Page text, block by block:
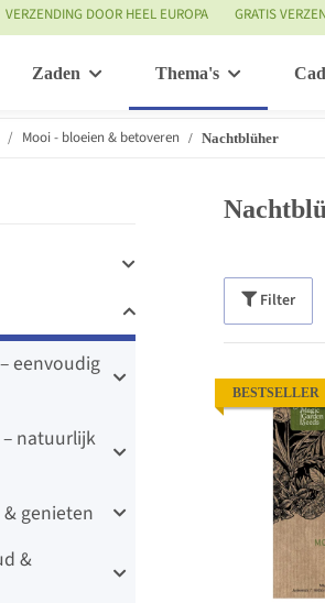
VERZENDING DOOR HEEL EUROPA GRATIS
Zaden Thema's
Mooi - bloeien & betoveren Nachtblüher
Filter
BESTSELLER
eenvoudig
natuurlijk
genieten
&